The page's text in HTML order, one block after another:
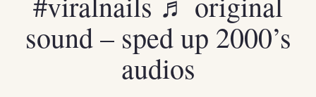
sound – sped up 2000’s
audios